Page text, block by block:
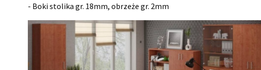
- Boki stolika gr. 18mm, obrzeże gr. 2mm